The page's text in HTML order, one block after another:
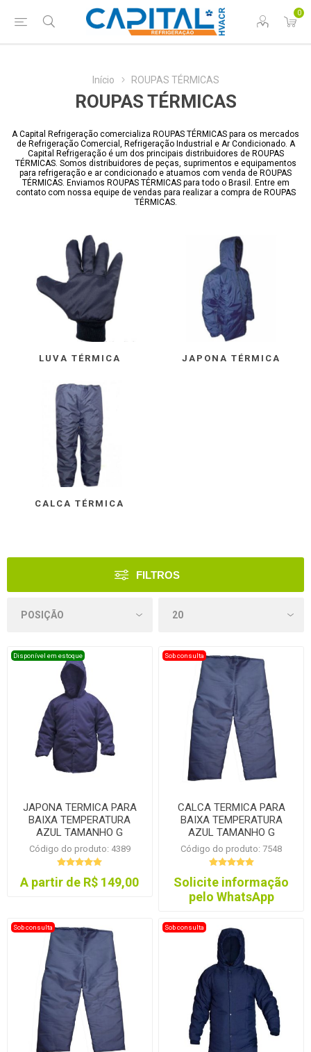
0
Início ROUPAS TÉRMICAS
ROUPAS TÉRMICAS
A Capital Refrigeração comercializa ROUPAS TÉRMICAS para os mercados
de Refrigeração Comercial, Refrigeração Industrial e Ar Condicionado. A
Capital Refrigeração é um dos principais distribuidores de ROUPAS
TÉRMICAS. Somos distribuidores de peças, suprimentos e equipamentos
para refrigeração e ar condicionado e atuamos com venda de ROUPAS
TÉRMICAS. Enviamos ROUPAS TÉRMICAS para todo o Brasil. Entre em
contato com nossa equipe de vendas para realizar a compra de ROUPAS
TÉRMICAS.
LUVA TÉRMICA JAPONA TÉRMICA
CALCA TÉRMICA
FILTROS
Disponível em estoque
JAPONA TERMICA PARA
BAIXA TEMPERATURA
AZUL TAMANHO G
Código do produto: 4389
A partir de R$ 149,00
Sob consulta
CALCA TERMICA PARA
BAIXA TEMPERATURA
AZUL TAMANHO G
Código do produto: 7548
Solicite informação
pelo WhatsApp
Sob consulta Sob consulta